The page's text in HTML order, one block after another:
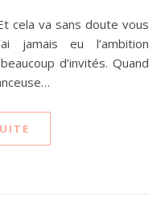
jamais eu l’ambition
d’invités. Quand